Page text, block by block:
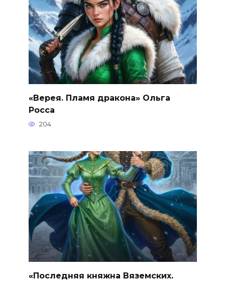
«Верея. Пламя дракона» Ольга
Росса
204
«Последняя княжна Вяземских.